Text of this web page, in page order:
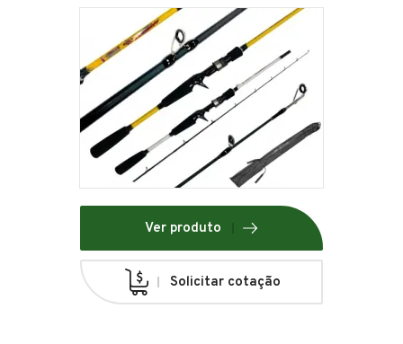
Ver produto
Solicitar cotação